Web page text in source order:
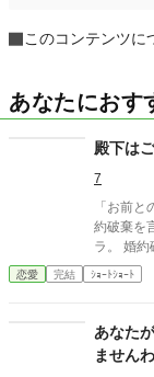
このコンテンツに
あなたにおす
殿下は
7
「お前との婚約を
約破棄を
ラ。 婚
その女性
す
恋愛 完結 ｼｮｰﾄｼｮｰﾄ
あなた
ませんわ